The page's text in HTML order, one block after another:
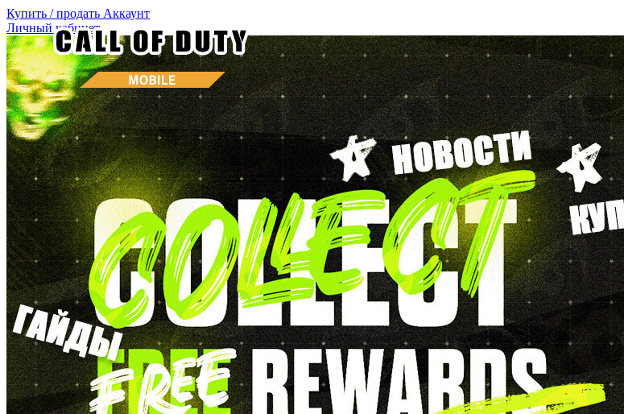
Купить / продать Аккаунт
Личный кабинет